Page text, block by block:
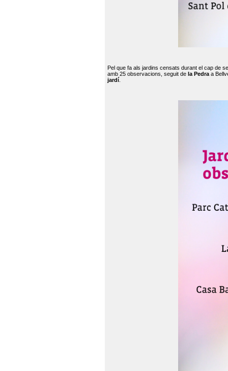
Pel que fa als jardins censats durant el cap de
amb 25 observacions, seguit de la Pedra a
jardí